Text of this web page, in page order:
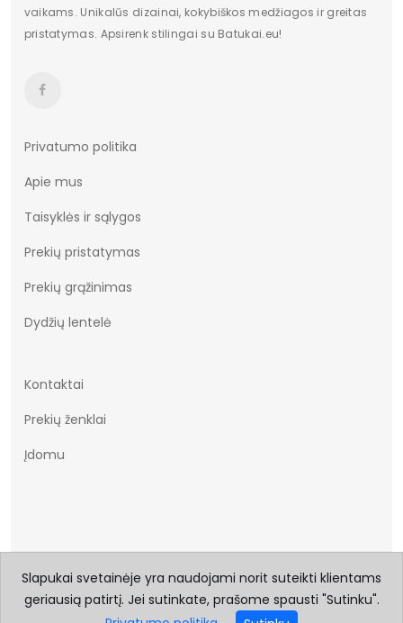
vaikams. Unikalūs dizainai, kokybiškos medžiagos ir greitas
pristatymas. Apsirenk stilingai su Batukai.eu!
Privatumo politika
Apie mus
Taisyklės ir sąlygos
Prekių pristatymas
Prekių grąžinimas
Dydžių lentelė
Kontaktai
Prekių ženklai
Įdomu
© 2026 Visos teisės saugomos Batukai.eu
Slapukai svetainėje yra naudojami norit suteikti klientams
geriausią patirtį. Jei sutinkate, prašome spausti "Sutinku".